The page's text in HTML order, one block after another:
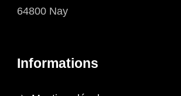
64800 Nay
Informations